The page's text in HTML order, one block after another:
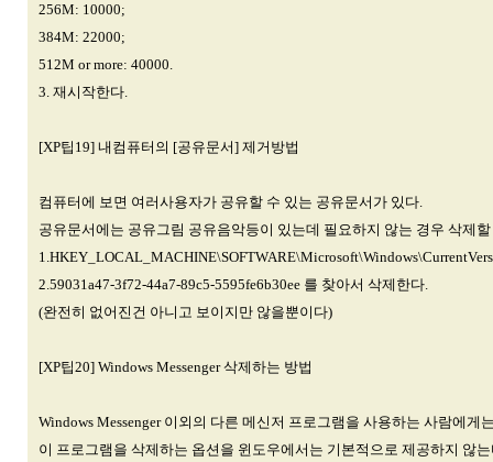
256M: 10000;
384M: 22000;
512M or more: 40000.
3. 재시작한다.
[XP팁19] 내컴퓨터의 [공유문서] 제거방법
컴퓨터에 보면 여러사용자가 공유할 수 있는 공유문서가 있다.
공유문서에는 공유그림 공유음악등이 있는데 필요하지 않는 경우 삭제할
2.59031a47-3f72-44a7-89c5-5595fe6b30ee 를 찾아서 삭제한다.
(완전히 없어진건 아니고 보이지만 않을뿐이다)
[XP팁20] Windows Messenger 삭제하는 방법
Windows Messenger 이외의 다른 메신저 프로그램을 사용하는 사람에게
이 프로그램을 삭제하는 옵션을 윈도우에서는 기본적으로 제공하지 않